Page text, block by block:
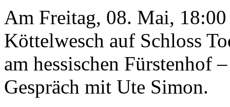
Am Freitag, 08. Mai,
Köttelwesch auf Schloss
am hessischen Fürstenhof
Gespräch mit Ute Simon.